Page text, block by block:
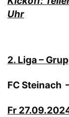
Uhr
2. Liga –
FC Steinach
Fr